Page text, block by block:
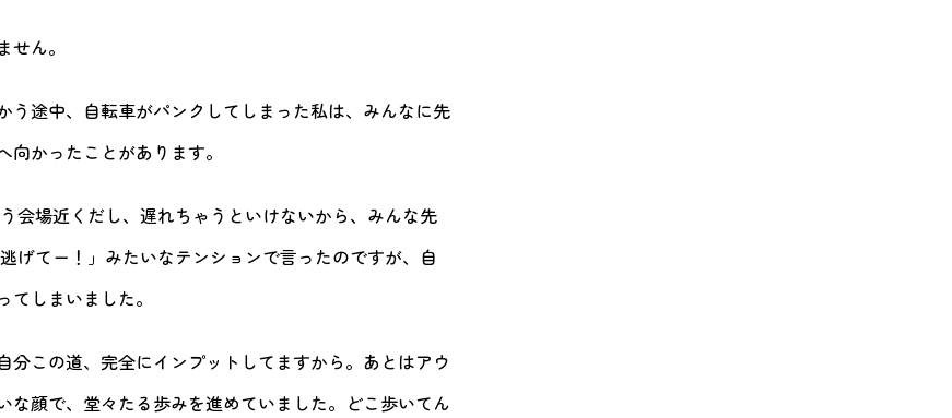
ん。
途中、自転車がパンクしてしまった私は、みんなに先
かったことがあります。
会場近くだし、遅れちゃうといけないから、みんな先
げてー！」みたいなテンションで言ったのですが、自
しまいました。
この道、完全にインプットしてますから。あとはアウ
な顔で、堂々たる歩みを進めていました。どこ歩いてん